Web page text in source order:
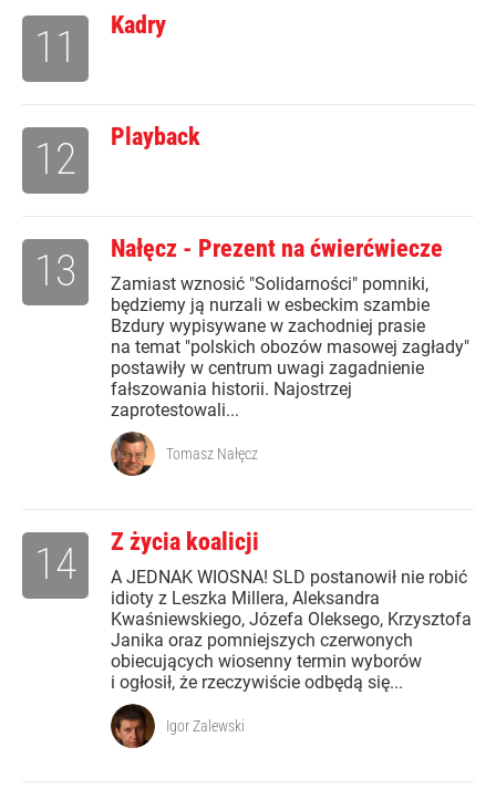
Kadry
11
Playback
12
Nałęcz - Prezent na ćwierćwiecze
Zamiast wznosić "Solidarności" pomniki,
będziemy ją nurzali w esbeckim szambie
Bzdury wypisywane w zachodniej prasie
na temat "polskich obozów masowej zagłady"
postawiły w centrum uwagi zagadnienie
fałszowania historii. Najostrzej
zaprotestowali...
13
Tomasz Nałęcz
Z życia koalicji
A JEDNAK WIOSNA! SLD postanowił nie robić
idioty z Leszka Millera, Aleksandra
Kwaśniewskiego, Józefa Oleksego, Krzysztofa
Janika oraz pomniejszych czerwonych
obiecujących wiosenny termin wyborów
i ogłosił, że rzeczywiście odbędą się...
14
Igor Zalewski